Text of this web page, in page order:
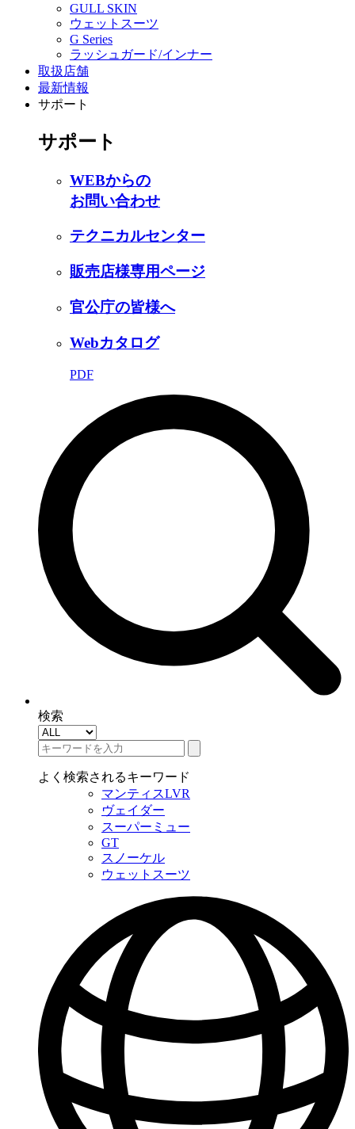
GULL SKIN
ウェットスーツ
G Series
ラッシュガード/インナー
取扱店舗
最新情報
サポート
サポート
WEBからの
お問い合わせ
テクニカルセンター
販売店様専用ページ
官公庁の皆様へ
Webカタログ
PDF
検索
よく検索されるキーワード
マンティスLVR
ヴェイダー
スーパーミュー
GT
スノーケル
ウェットスーツ